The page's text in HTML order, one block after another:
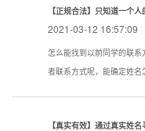
【正规合法】只知道一个
2021-03-12 16:57:09
怎么能找到以前同学的联
者联系方式呢，能确定姓
【真实有效】通过真实姓